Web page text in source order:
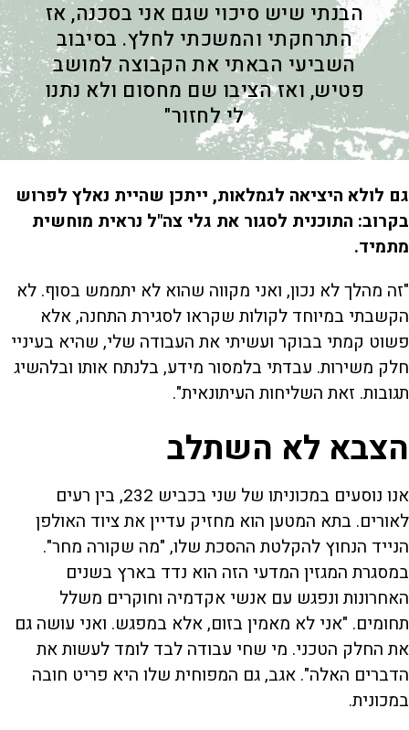
הבנתי שיש סיכוי שגם אני בסכנה, אז
התרחקתי והמשכתי לחלץ. בסיבוב
השביעי הבאתי את הקבוצה למושב
פטיש, ואז הציבו שם מחסום ולא נתנו
לי לחזור"
גם לולא היציאה לגמלאות, ייתכן שהיית נאלץ לפרוש
בקרוב: התוכנית לסגור את גלי צה"ל נראית מוחשית
מתמיד.
"זה מהלך לא נכון, ואני מקווה שהוא לא יתממש בסוף. לא
הקשבתי במיוחד לקולות שקראו לסגירת התחנה, אלא
פשוט קמתי בבוקר ועשיתי את העבודה שלי, שהיא בעיניי
חלק משירות. עבדתי בלמסור מידע, בלנתח אותו ובלהשיג
תגובות. זאת השליחות העיתונאית".
הצבא לא השתלב
אנו נוסעים במכוניתו של שני בכביש 232, בין רעים
לאורים. בתא המטען הוא מחזיק עדיין את ציוד האולפן
הנייד הנחוץ להקלטת ההסכת שלו, "מה שקורה מחר".
במסגרת המגזין המדעי הזה הוא נדד בארץ בשנים
האחרונות ונפגש עם אנשי אקדמיה וחוקרים משלל
תחומים. "אני לא מאמין בזום, אלא במפגש. ואני עושה גם
את החלק הטכני. מי שחי עבודה לבד לומד לעשות את
הדברים האלה". אגב, גם המפוחית שלו היא פריט חובה
במכונית.